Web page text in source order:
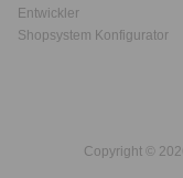
Entwickler
Shopsystem Konfigurator
Copyright ©